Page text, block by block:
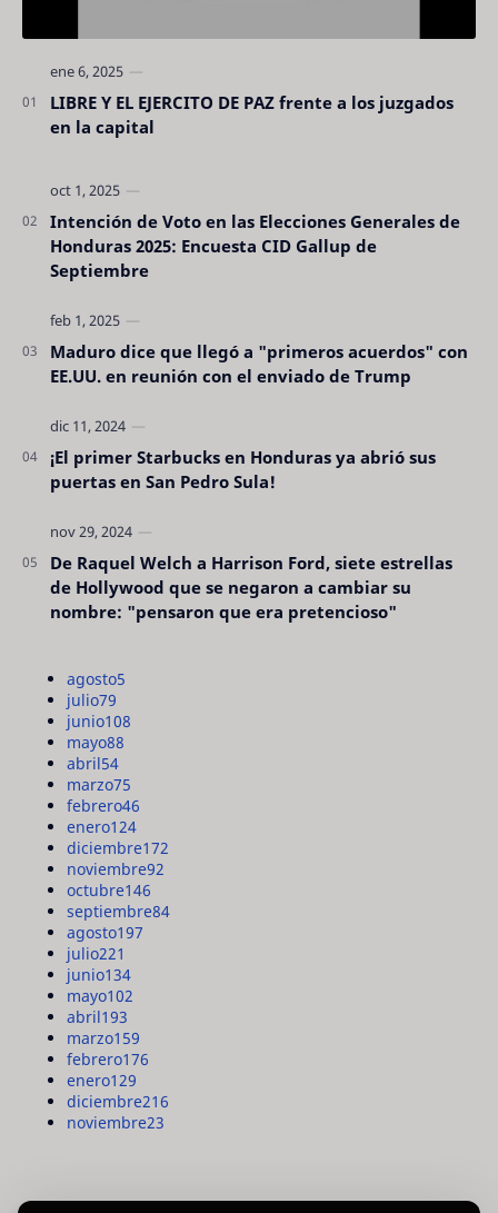
LIBRE Y EL EJERCITO DE PAZ frente a los juzgados
en la capital
Intención de Voto en las Elecciones Generales de
Honduras 2025: Encuesta CID Gallup de
Septiembre
Maduro dice que llegó a "primeros acuerdos" con
EE.UU. en reunión con el enviado de Trump
¡El primer Starbucks en Honduras ya abrió sus
puertas en San Pedro Sula!
De Raquel Welch a Harrison Ford, siete estrellas
de Hollywood que se negaron a cambiar su
nombre: "pensaron que era pretencioso"
agosto5
julio79
junio108
mayo88
abril54
marzo75
febrero46
enero124
diciembre172
noviembre92
octubre146
septiembre84
agosto197
julio221
junio134
mayo102
abril193
marzo159
febrero176
enero129
diciembre216
noviembre23